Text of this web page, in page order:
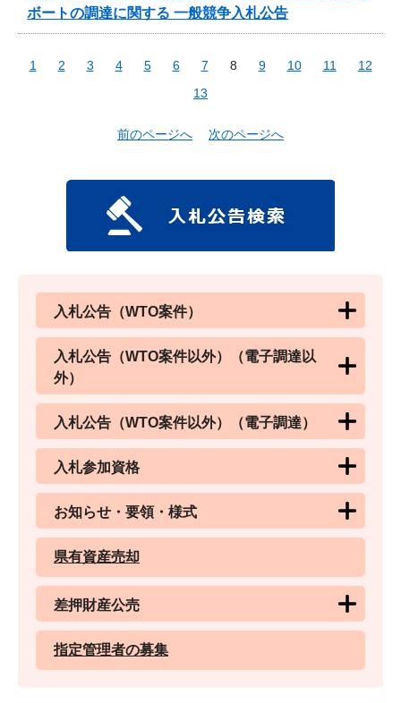
ボートの調達に関する 一般競争入札公告
1 2 3 4 5 6 7 8 9 10 11
12
13
前のページへ 次のページへ
入札公告（WTO案件）
入札公告（WTO案件以外）（電子調達以
外）
入札公告（WTO案件以外）（電子調達）
入札参加資格
お知らせ・要領・様式
県有資産売却
差押財産公売
指定管理者の募集